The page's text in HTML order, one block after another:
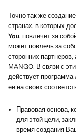
Точно так же
странах, в которых
You, повлечет за
может повлечь за
сторонних
MANGO. В связи с
действует
ее на своих
Правовая основа,
для этой цели,
время создания